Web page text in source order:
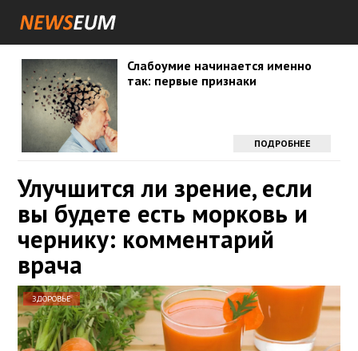
Слабоумие начинается именно
так: первые признаки
ПОДРОБНЕЕ
Улучшится ли зрение, если
вы будете есть морковь и
чернику: комментарий
врача
ЗДОРОВЬЕ